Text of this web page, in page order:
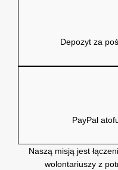
Depozyt za
PayPal
Naszą misją jest
wolontariuszy z